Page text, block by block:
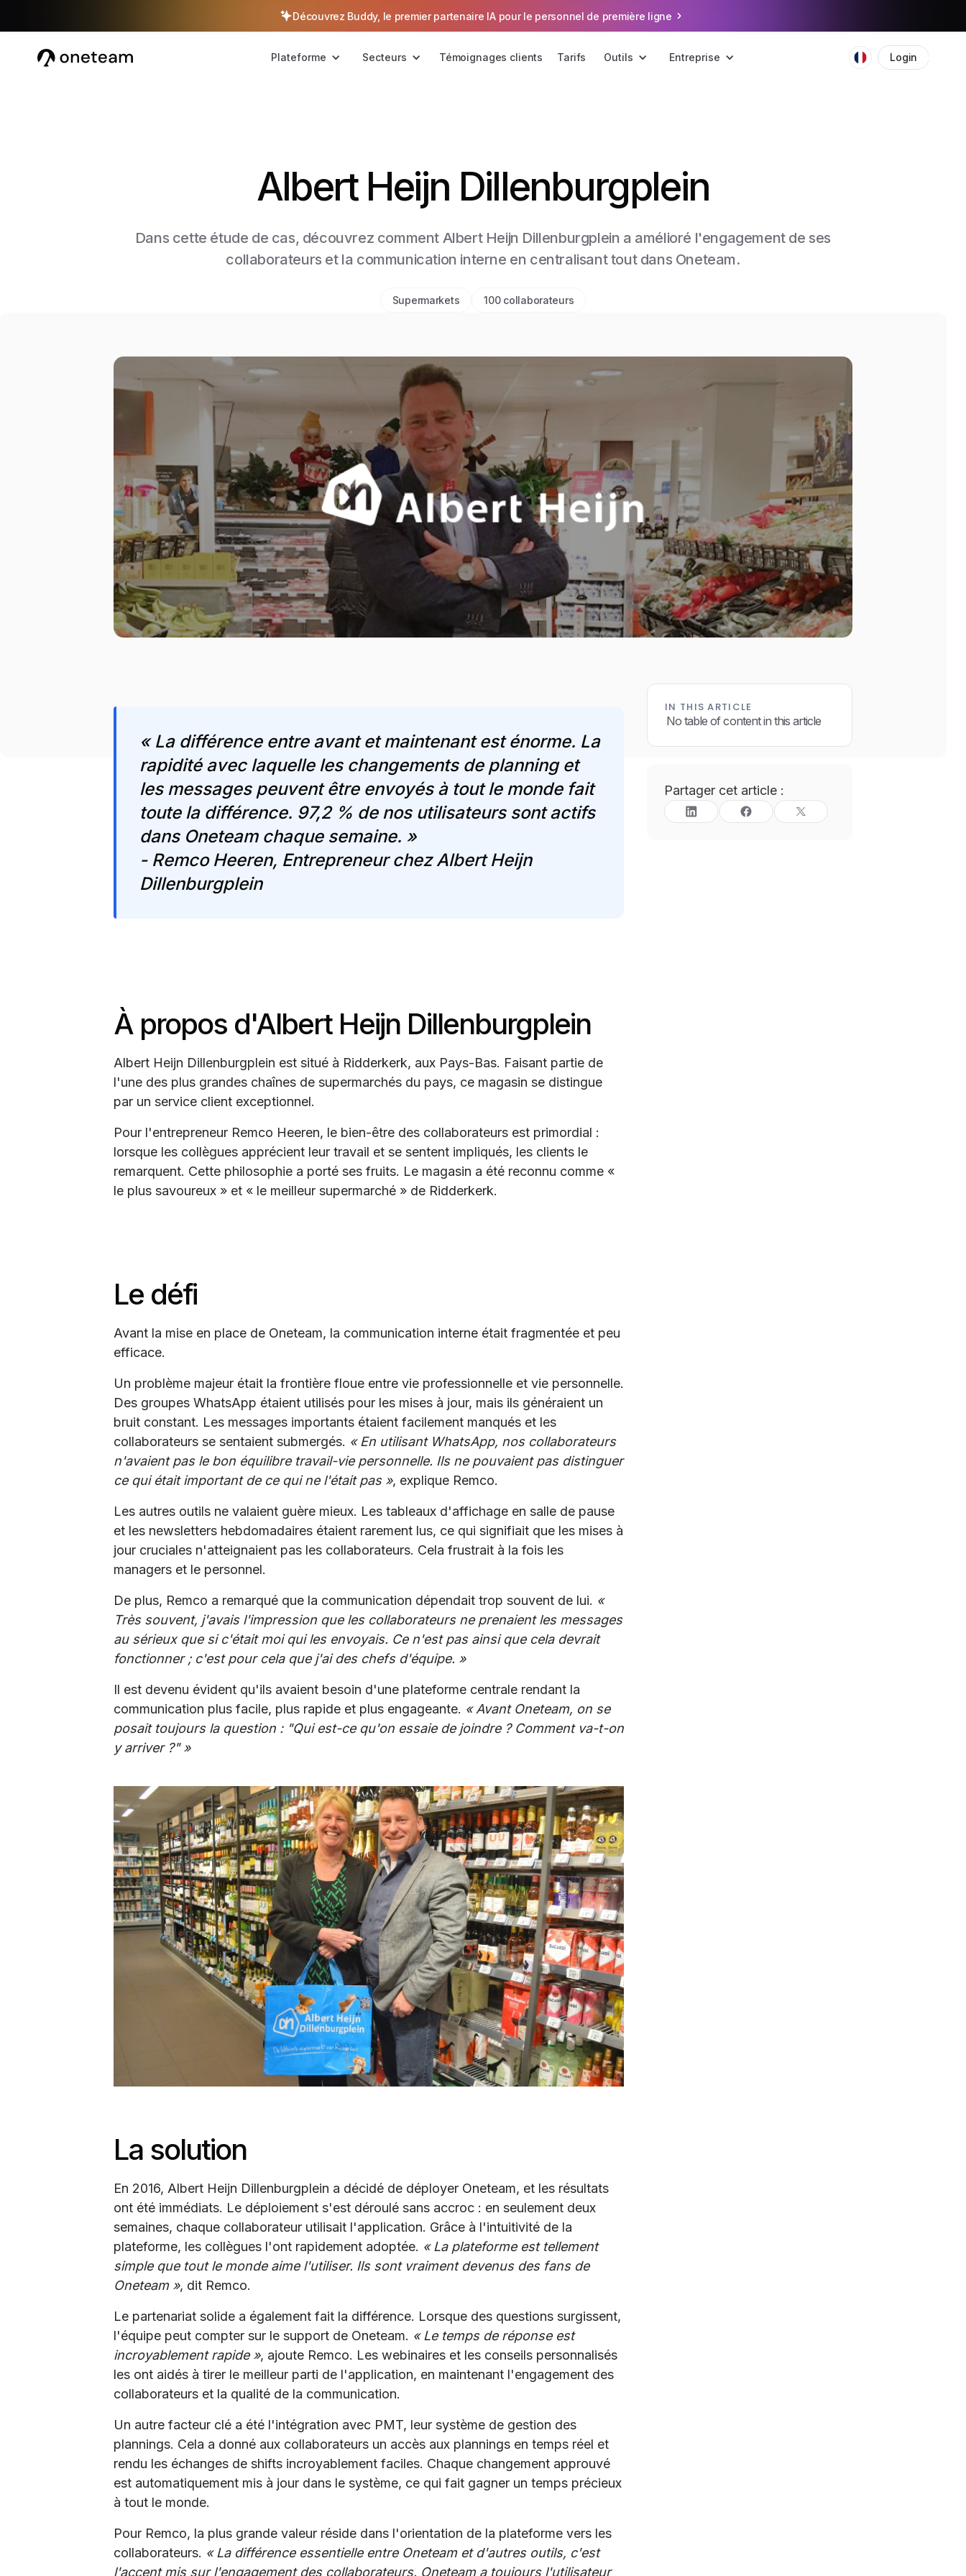
Découvrez Buddy, le premier partenaire IA pour le personnel de première ligne
Plateforme Secteurs Témoignages clients Tarifs Outils Entreprise Login
Albert Heijn Dillenburgplein
Dans cette étude de cas, découvrez comment Albert Heijn Dillenburgplein a amélioré l'engagement de ses
collaborateurs et la communication interne en centralisant tout dans Oneteam.
Supermarkets 100 collaborateurs
« La différence entre avant et maintenant est énorme. La
rapidité avec laquelle les changements de planning et
les messages peuvent être envoyés à tout le monde fait
toute la différence. 97,2 % de nos utilisateurs sont actifs
dans Oneteam chaque semaine. »
- Remco Heeren, Entrepreneur chez Albert Heijn
Dillenburgplein
À propos d'Albert Heijn Dillenburgplein
Albert Heijn Dillenburgplein est situé à Ridderkerk, aux Pays-Bas. Faisant partie de
l'une des plus grandes chaînes de supermarchés du pays, ce magasin se distingue
par un service client exceptionnel.
Pour l'entrepreneur Remco Heeren, le bien-être des collaborateurs est primordial :
lorsque les collègues apprécient leur travail et se sentent impliqués, les clients le
remarquent. Cette philosophie a porté ses fruits. Le magasin a été reconnu comme «
le plus savoureux » et « le meilleur supermarché » de Ridderkerk.
Le défi
Avant la mise en place de Oneteam, la communication interne était fragmentée et peu
efficace.
Un problème majeur était la frontière floue entre vie professionnelle et vie personnelle.
Des groupes WhatsApp étaient utilisés pour les mises à jour, mais ils généraient un
bruit constant. Les messages importants étaient facilement manqués et les
collaborateurs se sentaient submergés. « En utilisant WhatsApp, nos collaborateurs
n'avaient pas le bon équilibre travail-vie personnelle. Ils ne pouvaient pas distinguer
ce qui était important de ce qui ne l'était pas », explique Remco.
Les autres outils ne valaient guère mieux. Les tableaux d'affichage en salle de pause
et les newsletters hebdomadaires étaient rarement lus, ce qui signifiait que les mises à
jour cruciales n'atteignaient pas les collaborateurs. Cela frustrait à la fois les
managers et le personnel.
De plus, Remco a remarqué que la communication dépendait trop souvent de lui. «
Très souvent, j'avais l'impression que les collaborateurs ne prenaient les messages
au sérieux que si c'était moi qui les envoyais. Ce n'est pas ainsi que cela devrait
fonctionner ; c'est pour cela que j'ai des chefs d'équipe. »
Il est devenu évident qu'ils avaient besoin d'une plateforme centrale rendant la
communication plus facile, plus rapide et plus engageante. « Avant Oneteam, on se
posait toujours la question : "Qui est-ce qu'on essaie de joindre ? Comment va-t-on
y arriver ?" »
La solution
En 2016, Albert Heijn Dillenburgplein a décidé de déployer Oneteam, et les résultats
ont été immédiats. Le déploiement s'est déroulé sans accroc : en seulement deux
semaines, chaque collaborateur utilisait l'application. Grâce à l'intuitivité de la
plateforme, les collègues l'ont rapidement adoptée. « La plateforme est tellement
simple que tout le monde aime l'utiliser. Ils sont vraiment devenus des fans de
Oneteam », dit Remco.
Le partenariat solide a également fait la différence. Lorsque des questions surgissent,
l'équipe peut compter sur le support de Oneteam. « Le temps de réponse est
incroyablement rapide », ajoute Remco. Les webinaires et les conseils personnalisés
les ont aidés à tirer le meilleur parti de l'application, en maintenant l'engagement des
collaborateurs et la qualité de la communication.
Un autre facteur clé a été l'intégration avec PMT, leur système de gestion des
plannings. Cela a donné aux collaborateurs un accès aux plannings en temps réel et
rendu les échanges de shifts incroyablement faciles. Chaque changement approuvé
est automatiquement mis à jour dans le système, ce qui fait gagner un temps précieux
à tout le monde.
Pour Remco, la plus grande valeur réside dans l'orientation de la plateforme vers les
collaborateurs. « La différence essentielle entre Oneteam et d'autres outils, c'est
l'accent mis sur l'engagement des collaborateurs. Oneteam a toujours l'utilisateur
IN THIS ARTICLE
No table of content in this article
Partager cet article :